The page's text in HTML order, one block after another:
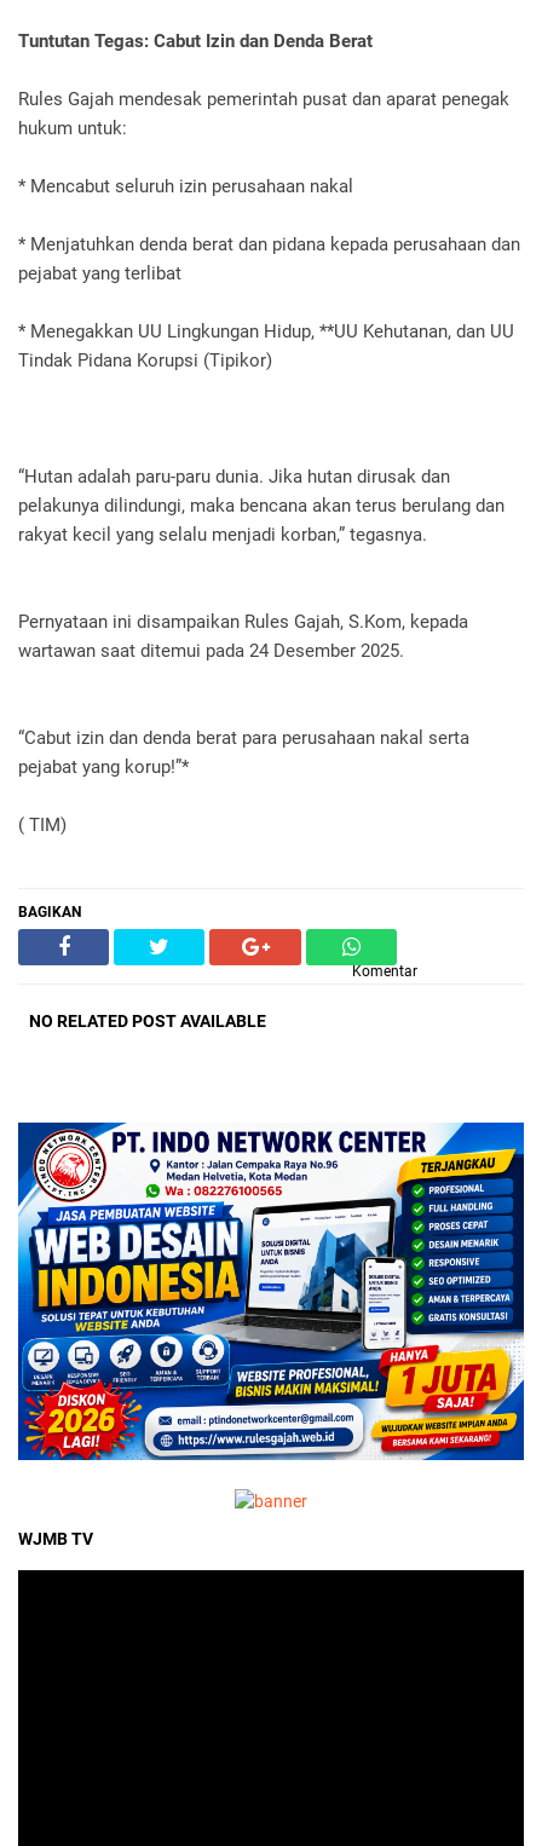
Tuntutan Tegas: Cabut Izin dan Denda Berat
Rules Gajah mendesak pemerintah pusat dan aparat penegak
hukum untuk:
* Mencabut seluruh izin perusahaan nakal
* Menjatuhkan denda berat dan pidana kepada perusahaan dan
pejabat yang terlibat
* Menegakkan UU Lingkungan Hidup, **UU Kehutanan, dan UU
Tindak Pidana Korupsi (Tipikor)
“Hutan adalah paru-paru dunia. Jika hutan dirusak dan
pelakunya dilindungi, maka bencana akan terus berulang dan
rakyat kecil yang selalu menjadi korban,” tegasnya.
Pernyataan ini disampaikan Rules Gajah, S.Kom, kepada
wartawan saat ditemui pada 24 Desember 2025.
“Cabut izin dan denda berat para perusahaan nakal serta
pejabat yang korup!”*
( TIM)
BAGIKAN
Komentar
NO RELATED POST AVAILABLE
WJMB TV